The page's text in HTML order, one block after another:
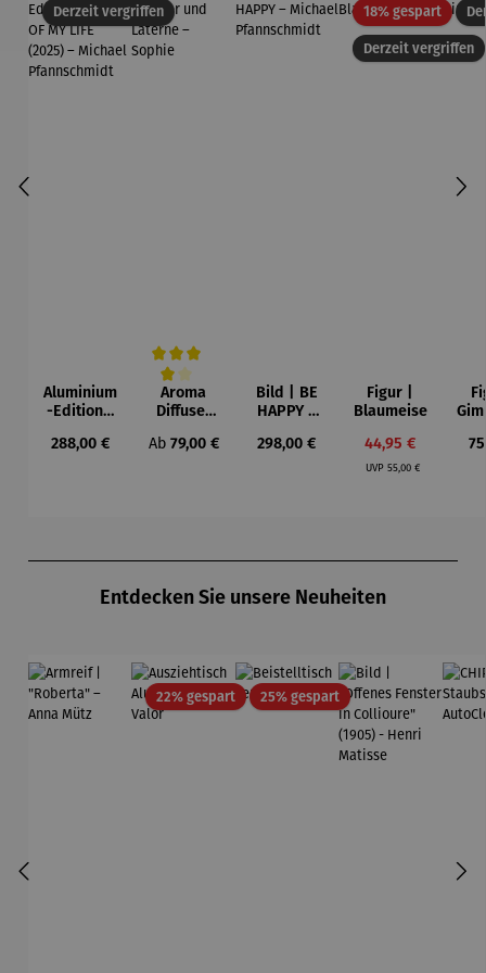
Derzeit vergriffen
Aluminium
-Edition |
MY LIFE
Regulärer Preis:
288,00 €
Durchschnittliche Bewertung von 4 von 5 Sternen
Aroma
Diffuser
Laterne –
Regulärer Preis:
Ab 79,00 €
Bild | BE
HAPPY –
Pfannsch
Regulärer Preis:
298,00 €
Derzeit vergriffen
18% gespartRabatt
Figur |
Blaumeise
Verkaufspreis:
44,95 €
UVP Regulärer Preis:
55,00 €
Entdecken Sie unsere Neuheiten
22% gespartRabatt25% gespartRabatt